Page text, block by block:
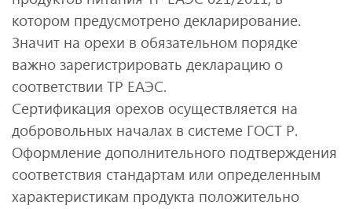
котором предусмотрено декларирование.
Значит на орехи в обязательном порядке
важно зарегистрировать декларацию о
соответствии ТР ЕАЭС.
Сертификация орехов осуществляется на
добровольных началах в системе ГОСТ Р.
Оформление дополнительного подтверждения
соответствия стандартам или определенным
характеристикам продукта положительно